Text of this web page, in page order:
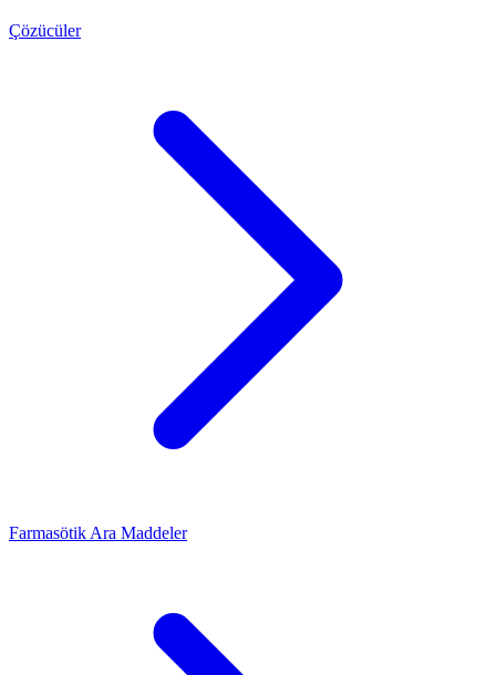
Çözücüler
Farmasötik Ara Maddeler